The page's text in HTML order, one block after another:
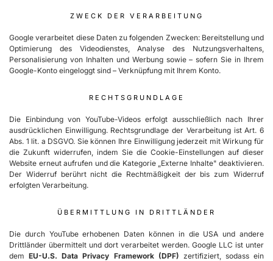
ZWECK DER VERARBEITUNG
Google verarbeitet diese Daten zu folgenden Zwecken: Bereitstellung und
Optimierung des Videodienstes, Analyse des Nutzungsverhaltens,
Personalisierung von Inhalten und Werbung sowie – sofern Sie in Ihrem
Google-Konto eingeloggt sind – Verknüpfung mit Ihrem Konto.
RECHTSGRUNDLAGE
Die Einbindung von YouTube-Videos erfolgt ausschließlich nach Ihrer
ausdrücklichen Einwilligung. Rechtsgrundlage der Verarbeitung ist Art. 6
Abs. 1 lit. a DSGVO. Sie können Ihre Einwilligung jederzeit mit Wirkung für
die Zukunft widerrufen, indem Sie die Cookie-Einstellungen auf dieser
Website erneut aufrufen und die Kategorie „Externe Inhalte" deaktivieren.
Der Widerruf berührt nicht die Rechtmäßigkeit der bis zum Widerruf
erfolgten Verarbeitung.
ÜBERMITTLUNG IN DRITTLÄNDER
Die durch YouTube erhobenen Daten können in die USA und andere
Drittländer übermittelt und dort verarbeitet werden. Google LLC ist unter
demEU-U.S. Data Privacy Framework (DPF) zertifiziert, sodass ein